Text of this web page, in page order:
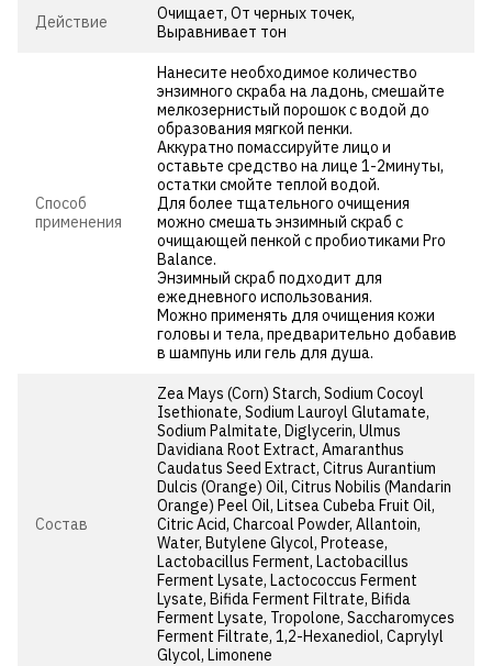
Действие
Очищает, От черных точек,
Выравнивает тон
Способ
применения
Нанесите необходимое количество
энзимного скраба на ладонь, смешайте
мелкозернистый порошок с водой до
образования мягкой пенки.
Аккуратно помассируйте лицо и
оставьте средство на лице 1-2минуты,
остатки смойте теплой водой.
Для более тщательного очищения
можно смешать энзимный скраб с
очищающей пенкой с пробиотиками Pro
Balance.
Энзимный скраб подходит для
ежедневного использования.
Можно применять для очищения кожи
головы и тела, предварительно добавив
в шампунь или гель для душа.
Состав
Zea Mays (Corn) Starch, Sodium Cocoyl
Isethionate, Sodium Lauroyl Glutamate,
Sodium Palmitate, Diglycerin, Ulmus
Davidiana Root Extract, Amaranthus
Caudatus Seed Extract, Citrus Aurantium
Dulcis (Orange) Oil, Citrus Nobilis (Mandarin
Orange) Peel Oil, Litsea Cubeba Fruit Oil,
Citric Acid, Charcoal Powder, Allantoin,
Water, Butylene Glycol, Protease,
Lactobacillus Ferment, Lactobacillus
Ferment Lysate, Lactococcus Ferment
Lysate, Bifida Ferment Filtrate, Bifida
Ferment Lysate, Tropolone, Saccharomyces
Ferment Filtrate, 1,2-Hexanediol, Caprylyl
Glycol, Limonene